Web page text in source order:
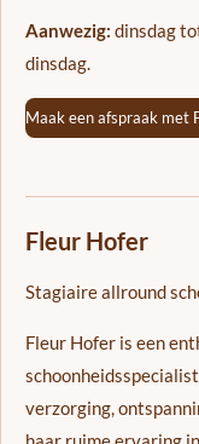
Aanwezig: dinsdag
dinsdag.
Maak een afspraak met
Fleur Hofer
Stagiaire allround
Fleur Hofer is een
verzorging,